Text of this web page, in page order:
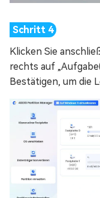
Klicken Sie
rechts auf
Bestätigen, um die